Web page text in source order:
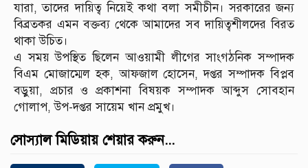
যারা, তাদের দায়িত্ব নিয়েই কথা বলা সমীচীন। সরকারের জন্য
বিব্রতকর এমন বক্তব্য থেকে আমাদের সব দায়িত্বশীলদের বিরত
থাকা উচিত।
এ সময় উপস্থিত ছিলেন আওয়ামী লীগের সাংগঠনিক সম্পাদক
বিএম মোজাম্মেল হক, আফজাল হোসেন, দপ্তর সম্পাদক বিপ্লব
বড়ুয়া, প্রচার ও প্রকাশনা বিষয়ক সম্পাদক আব্দুস সোবহান
গোলাপ, উপ-দপ্তর সায়েম খান প্রমুখ।
সোস্যাল মিডিয়ায় শেয়ার করুন...